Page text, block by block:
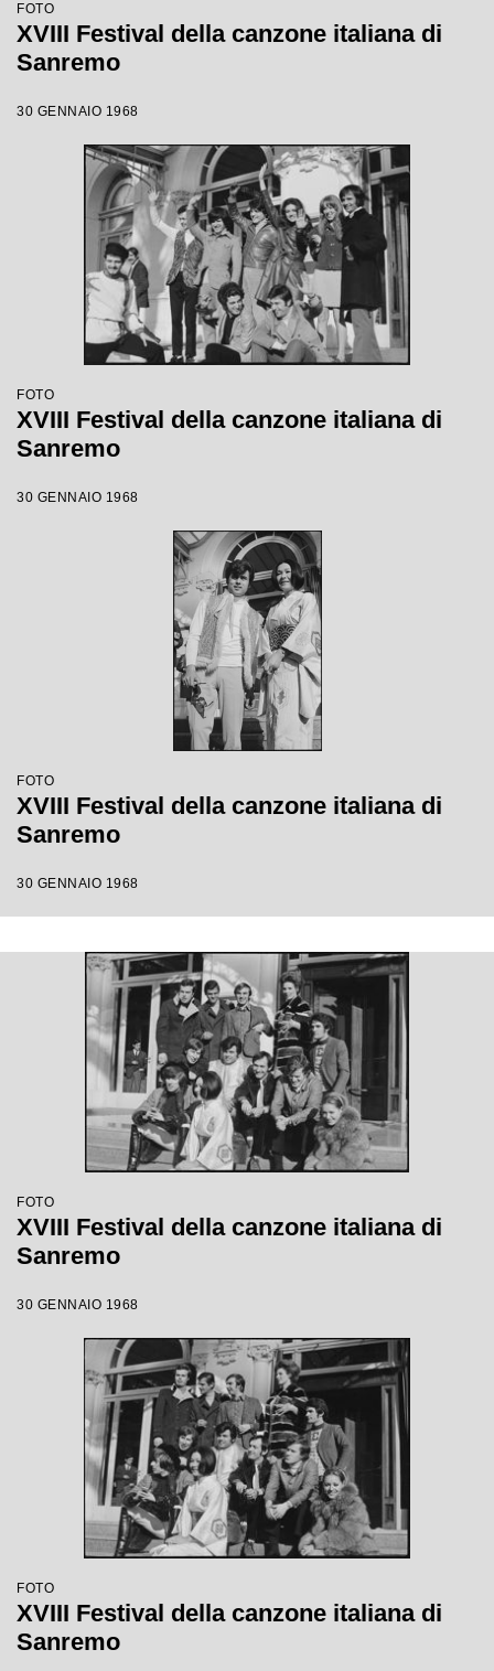
FOTO
XVIII Festival della canzone italiana di
Sanremo
30 GENNAIO 1968
FOTO
XVIII Festival della canzone italiana di
Sanremo
30 GENNAIO 1968
FOTO
XVIII Festival della canzone italiana di
Sanremo
30 GENNAIO 1968
FOTO
XVIII Festival della canzone italiana di
Sanremo
30 GENNAIO 1968
FOTO
XVIII Festival della canzone italiana di
Sanremo